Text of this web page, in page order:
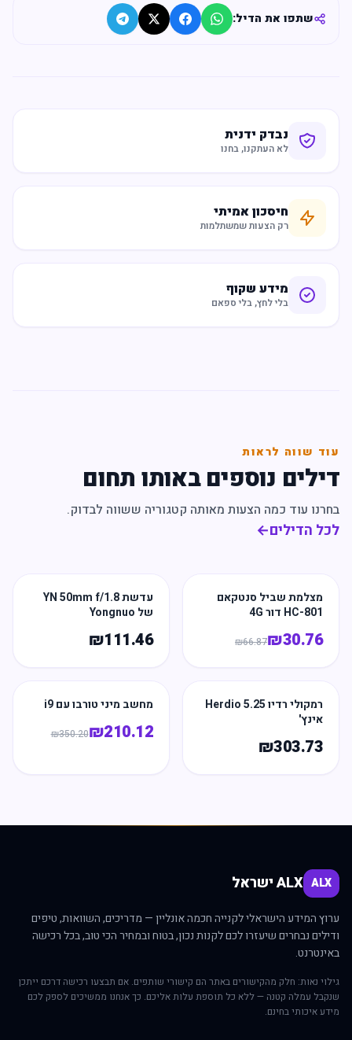
שתפו את הדיל:
נבדק ידנית
לא העתקנו, בחנו
חיסכון אמיתי
רק הצעות שמשתלמות
מידע שקוף
בלי לחץ, בלי ספאם
עוד שווה לראות
דילים נוספים באותו תחום
בחרנו עוד כמה הצעות מאותה קטגוריה ששווה לבדוק.
לכל הדילים←
מצלמת שביל סנטקאם
HC-801 דור 4G
₪30.76
₪66.87
עדשת YN 50mm f/1.8
של Yongnuo
₪111.46
רמקולי רדיו Herdio 5.25
אינץ'
₪303.73
מחשב מיני טורבו עם i9
₪210.12
₪350.20
ALX ALX ישראל
ערוץ המידע הישראלי לקנייה חכמה אונליין — מדריכים, השוואות, טיפים
ודילים נבחרים שיעזרו לכם לקנות נכון, בטוח ובמחיר הכי טוב, בכל רכישה
באינטרנט.
גילוי נאות: חלק מהקישורים באתר הם קישורי שותפים. אם תבצעו רכישה דרכם ייתכן
שנקבל עמלה קטנה — ללא כל תוספת עלות אליכם. כך אנחנו ממשיכים לספק לכם
מידע איכותי בחינם.